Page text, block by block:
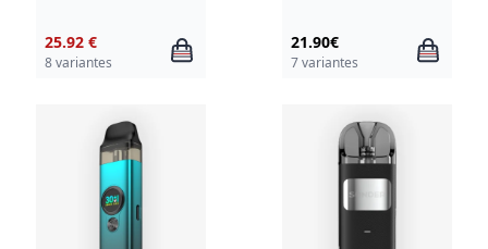
25.92 €
8 variantes
21.90€
7 variantes